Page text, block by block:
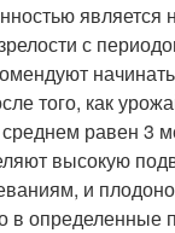
является
с
того, как
равен 3
высокую
и
в определенные